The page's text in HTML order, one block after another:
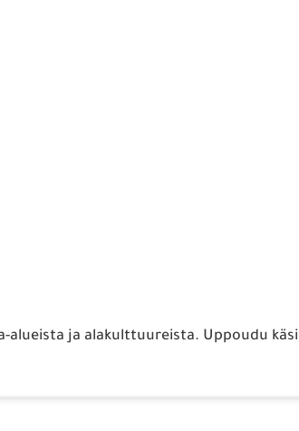
ja alakulttuureista. Uppoudu